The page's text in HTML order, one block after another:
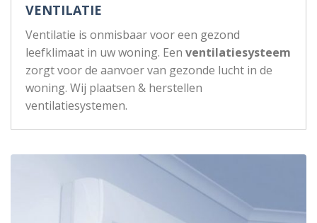
VENTILATIE
Ventilatie is onmisbaar voor een gezond
leefklimaat in uw woning. Een ventilatiesysteem
zorgt voor de aanvoer van gezonde lucht in de
woning. Wij plaatsen & herstellen
ventilatiesystemen.